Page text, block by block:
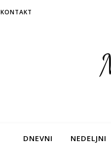
KONTAKT
DNEVNI NEDELJNI